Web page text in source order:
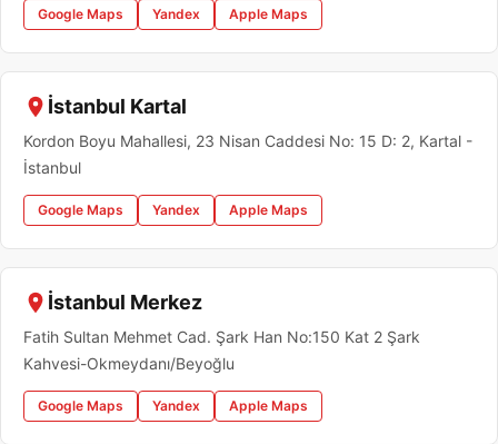
Google Maps Yandex Apple Maps
İstanbul Kartal
Kordon Boyu Mahallesi, 23 Nisan Caddesi No: 15 D: 2, Kartal -
İstanbul
Google Maps Yandex Apple Maps
İstanbul Merkez
Fatih Sultan Mehmet Cad. Şark Han No:150 Kat 2 Şark
Kahvesi-Okmeydanı/Beyoğlu
Google Maps Yandex Apple Maps